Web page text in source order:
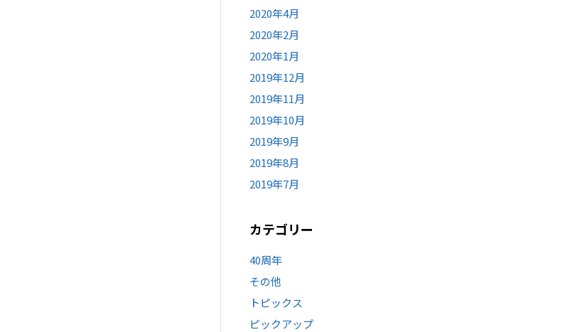
2020年4月
2020年2月
2020年1月
2019年12月
2019年11月
2019年10月
2019年9月
2019年8月
2019年7月
カテゴリー
40周年
その他
トピックス
ピックアップ